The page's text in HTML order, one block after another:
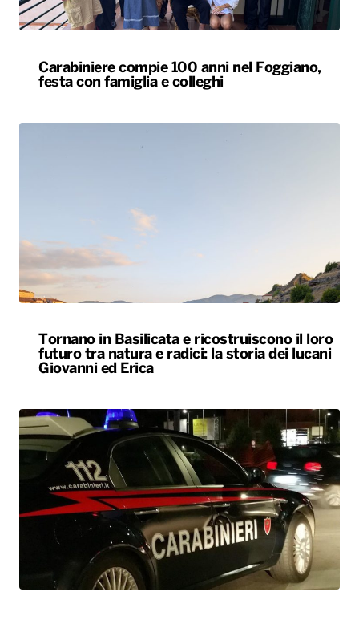
Carabiniere compie 100 anni nel Foggiano,
festa con famiglia e colleghi
Tornano in Basilicata e ricostruiscono il loro
futuro tra natura e radici: la storia dei lucani
Giovanni ed Erica